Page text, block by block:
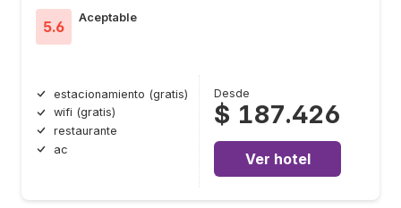
5.6
Aceptable
estacionamiento (gratis)
wifi (gratis)
restaurante
ac
Desde
$ 187.426
Ver hotel